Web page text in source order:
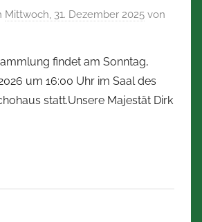
Mittwoch, 31. Dezember 2025 von
findet am Sonntag,
um 16:00 Uhr im Saal des
statt.Unsere Majestät Dirk